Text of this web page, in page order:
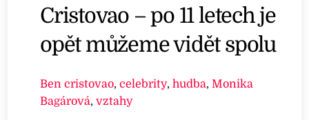
Cristovao – po 11 letech je
opět můžeme vidět spolu
Ben cristovao,celebrity,hudba,Monika
Bagárová,vztahy